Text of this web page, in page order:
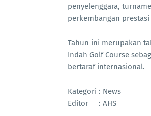
penyelenggara,
perkembangan
Tahun ini merupakan
Indah Golf Course
bertaraf internasional.
Kategori : News
Editor : AHS